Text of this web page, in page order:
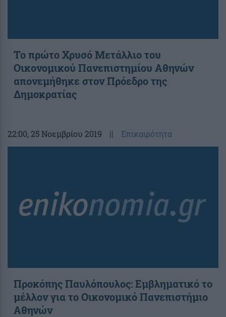
Το πρώτο Χρυσό Μετάλλιο του
Οικονομικού Πανεπιστημίου Αθηνών
απονεμήθηκε στον Πρόεδρο της
Δημοκρατίας
22:00, 25 Νοεμβρίου 2019 || Επικαιρότητα
Προκόπης Παυλόπουλος: Εμβληματικό το
μέλλον για το Οικονομικό Πανεπιστήμιο
Αθηνών